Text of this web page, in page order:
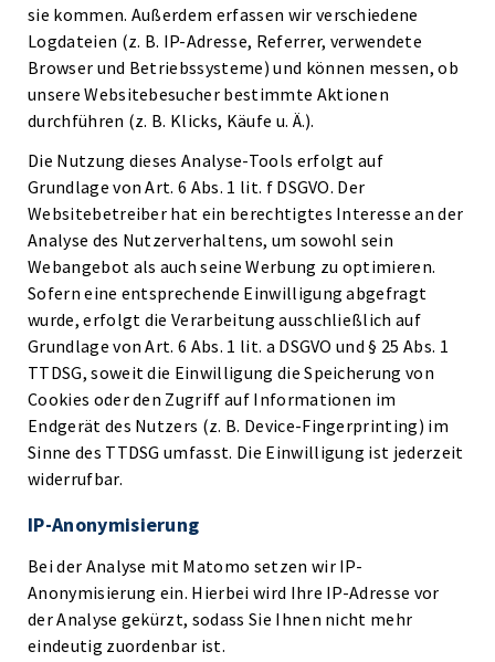
sie kommen. Außerdem erfassen wir verschiedene
Logdateien (z. B. IP-Adresse, Referrer, verwendete
Browser und Betriebssysteme) und können messen, ob
unsere Websitebesucher bestimmte Aktionen
durchführen (z. B. Klicks, Käufe u. Ä.).
Die Nutzung dieses Analyse-Tools erfolgt auf
Grundlage von Art. 6 Abs. 1 lit. f DSGVO. Der
Websitebetreiber hat ein berechtigtes Interesse an der
Analyse des Nutzerverhaltens, um sowohl sein
Webangebot als auch seine Werbung zu optimieren.
Sofern eine entsprechende Einwilligung abgefragt
wurde, erfolgt die Verarbeitung ausschließlich auf
Grundlage von Art. 6 Abs. 1 lit. a DSGVO und § 25 Abs. 1
TTDSG, soweit die Einwilligung die Speicherung von
Cookies oder den Zugriff auf Informationen im
Endgerät des Nutzers (z. B. Device-Fingerprinting) im
Sinne des TTDSG umfasst. Die Einwilligung ist jederzeit
widerrufbar.
IP-Anonymisierung
Bei der Analyse mit Matomo setzen wir IP-
Anonymisierung ein. Hierbei wird Ihre IP-Adresse vor
der Analyse gekürzt, sodass Sie Ihnen nicht mehr
eindeutig zuordenbar ist.